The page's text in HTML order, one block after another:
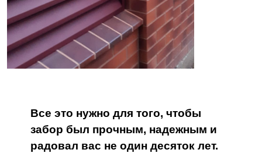
Все это нужно для того, чтобы
забор был прочным, надежным и
радовал вас не один десяток лет.